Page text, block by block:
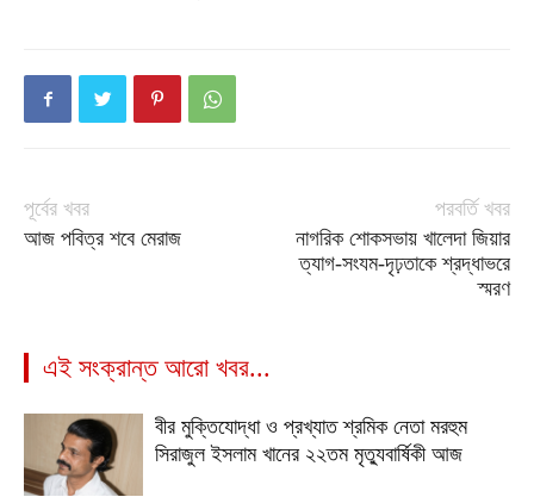
পূর্বের খবর
আজ পবিত্র শবে মেরাজ
পরবর্তি খবর
নাগরিক শোকসভায় খালেদা জিয়ার
ত্যাগ-সংযম-দৃঢ়তাকে শ্রদ্ধাভরে
স্মরণ
এই সংক্রান্ত আরো খবর...
বীর মুক্তিযোদ্ধা ও প্রখ্যাত শ্রমিক নেতা মরহুম
সিরাজুল ইসলাম খানের ২২তম মৃত্যুবার্ষিকী আজ